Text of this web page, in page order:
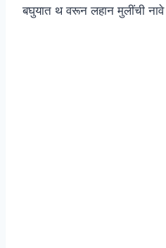
बघुयात थ वरून लहान मुलींची नावे